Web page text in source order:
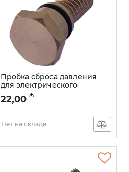
Пробка сброса давления
для электрического
опрессовочного насоса
98160А (к0000026425)
Артикул: 003001014
22,00 ₼
Нет на складе